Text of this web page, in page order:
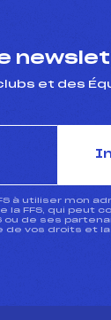
et des
à utiliser mon
la FFS, qui peut
de ses
de vos droits et